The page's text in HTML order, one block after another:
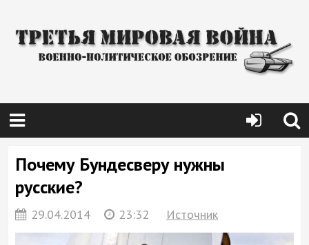
Почему Бундесверу нужны
русские?
29.04.2014 23:32 Источник